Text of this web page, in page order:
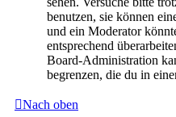
benutzen, sie können
und ein Moderator
entsprechend
Board-Administration
begrenzen, die du in
Nach oben